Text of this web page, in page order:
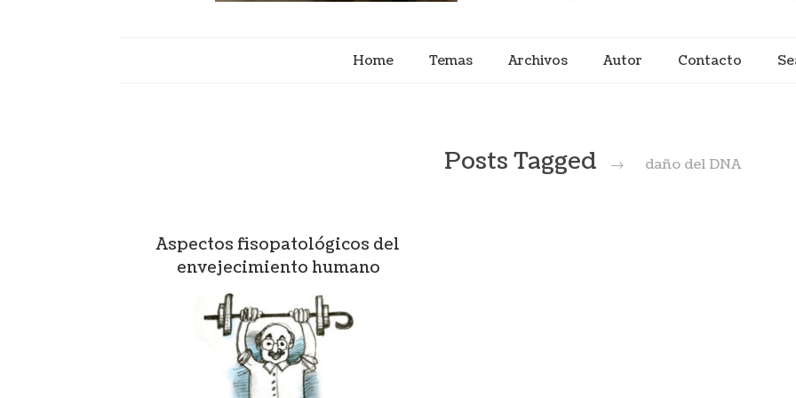
Home Temas Archivos Autor Contacto
Posts Tagged → daño del DNA
Aspectos fisopatológicos del
envejecimiento humano